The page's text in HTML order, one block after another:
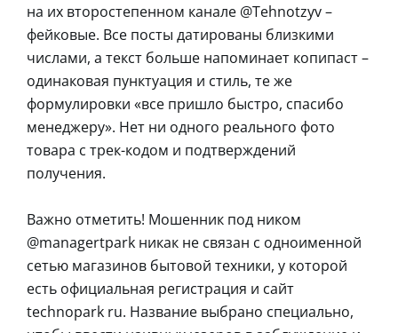
на их второстепенном канале @Tehnotzyv –
фейковые. Все посты датированы близкими
числами, а текст больше напоминает копипаст –
одинаковая пунктуация и стиль, те же
формулировки «все пришло быстро, спасибо
менеджеру». Нет ни одного реального фото
товара с трек-кодом и подтверждений
получения.
Важно отметить! Мошенник под ником
@managertpark никак не связан с одноименной
сетью магазинов бытовой техники, у которой
есть официальная регистрация и сайт
technopark ru. Название выбрано специально,